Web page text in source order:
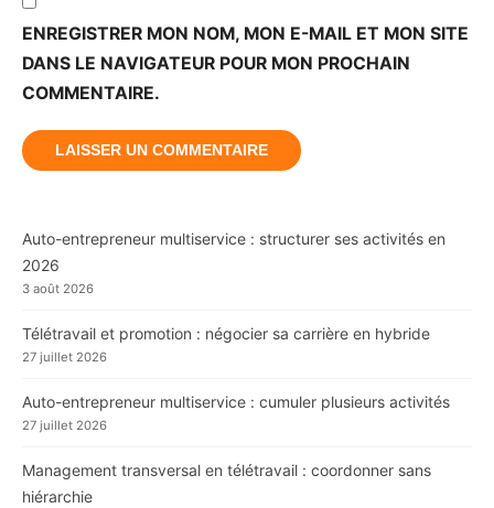
ENREGISTRER MON NOM, MON E-MAIL ET MON SITE
DANS LE NAVIGATEUR POUR MON PROCHAIN
COMMENTAIRE.
Auto-entrepreneur multiservice : structurer ses activités en
2026
3 août 2026
Télétravail et promotion : négocier sa carrière en hybride
27 juillet 2026
Auto-entrepreneur multiservice : cumuler plusieurs activités
27 juillet 2026
Management transversal en télétravail : coordonner sans
hiérarchie